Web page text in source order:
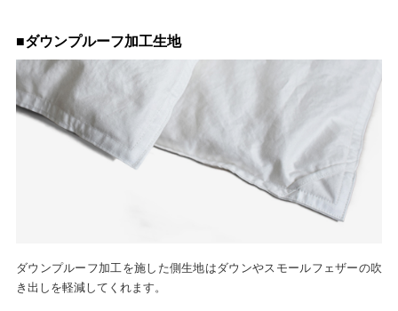
■ダウンプルーフ加工生地
ダウンプルーフ加工を施した側生地はダウンやスモールフェザーの吹
き出しを軽減してくれます。